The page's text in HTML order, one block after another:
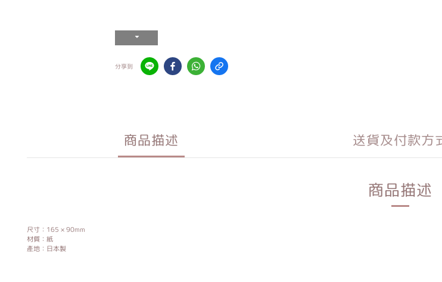
分享到
商品描述 送貨及付款方
商品描述
尺寸：165 × 90mm
材質：紙
產地：日本製